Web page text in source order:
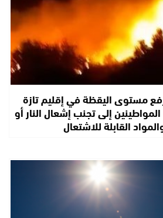
مستوى اليقظة في إقليم تازة
إلى تجنب إشعال النار أو
القابلة للاشتعال